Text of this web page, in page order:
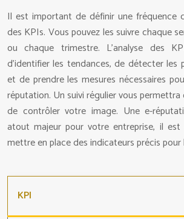
Il est important de définir une fréquence
des KPIs. Vous pouvez les suivre chaque
ou chaque trimestre. L’analyse des
d’identifier les tendances, de détecter les
et de prendre les mesures nécessaires
réputation. Un suivi régulier vous
de contrôler votre image. Une e-
atout majeur pour votre entreprise, il
mettre en place des indicateurs précis
KPI